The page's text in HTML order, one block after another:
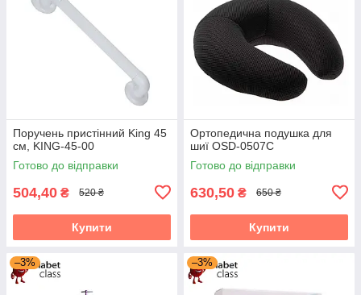
Поручень пристінний King 45
см, KING-45-00
Готово до відправки
504,40 ₴ 520 ₴
Купити
Ортопедична подушка для
шиї OSD-0507C
Готово до відправки
630,50 ₴ 650 ₴
Купити
–3% –3%